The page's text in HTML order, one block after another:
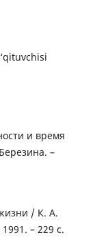
и время
–
/ К. А.
– 229 с.